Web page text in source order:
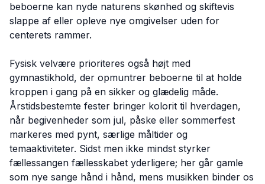
beboerne kan nyde naturens skønhed og skiftevis
slappe af eller opleve nye omgivelser uden for
centerets rammer.
Fysisk velvære prioriteres også højt med
gymnastikhold, der opmuntrer beboerne til at holde
kroppen i gang på en sikker og glædelig måde.
Årstidsbestemte fester bringer kolorit til hverdagen,
når begivenheder som jul, påske eller sommerfest
markeres med pynt, særlige måltider og
temaaktiviteter. Sidst men ikke mindst styrker
fællessangen fællesskabet yderligere; her går gamle
som nye sange hånd i hånd, mens musikken binder os